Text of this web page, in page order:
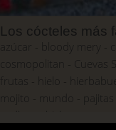
Los cócteles más
azúcar
bloody mery
cosmopolitan
Cuevas
frutas
hielo
mojito
pajitas